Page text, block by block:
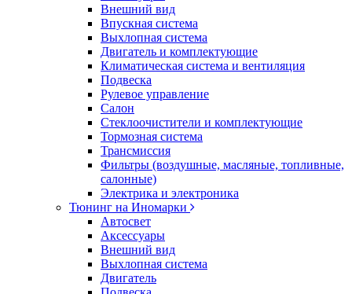
Внешний вид
Впускная система
Выхлопная система
Двигатель и комплектующие
Климатическая система и вентиляция
Подвеска
Рулевое управление
Салон
Стеклоочистители и комплектующие
Тормозная система
Трансмиссия
Фильтры (воздушные, масляные, топливные,
салонные)
Электрика и электроника
Тюнинг на Иномарки
Автосвет
Аксессуары
Внешний вид
Выхлопная система
Двигатель